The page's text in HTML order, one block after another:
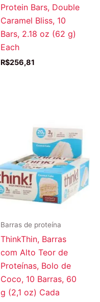
Protein Bars, Double
Caramel Bliss, 10
Bars, 2.18 oz (62 g)
Each
R$256,81
Barras de proteína
ThinkThin, Barras
com Alto Teor de
Proteínas, Bolo de
Coco, 10 Barras, 60
g (2,1 oz) Cada